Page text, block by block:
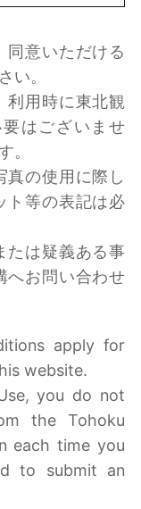
同意いただける
い。
利用時に東北観
はございませ
。
真の使用に際し
ト等の表記は必
たは疑義ある事
へお問い合わせ
apply for
website.
you do not
the Tohoku
each time you
to submit an